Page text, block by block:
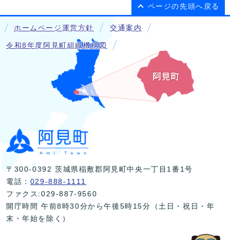
ページの先頭へ戻る
ホームページ運営方針 交通案内
令和8年度阿見町組織機構図
〒300-0392 茨城県稲敷郡阿見町中央一丁目1番1号
電話： 029-888-1111
ファクス:029-887-9560
開庁時間 午前8時30分から午後5時15分（土日・祝日・年
末・年始を除く）